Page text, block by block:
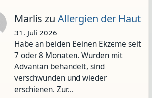
Marlis zu Allergien der Haut
31. Juli 2026
Habe an beiden Beinen Ekzeme seit
7 oder 8 Monaten. Wurden mit
Advantan behandelt, sind
verschwunden und wieder
erschienen. Zur…